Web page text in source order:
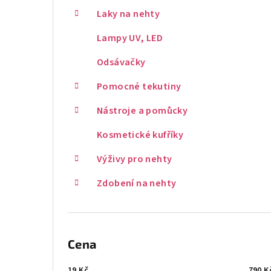
Laky na nehty
Lampy UV, LED
Odsávačky
Pomocné tekutiny
Nástroje a pomůcky
Kosmetické kufříky
Výživy pro nehty
Zdobení na nehty
Cena